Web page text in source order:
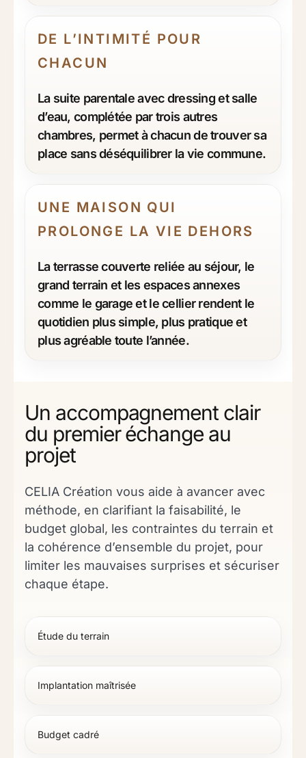
DE L’INTIMITÉ POUR
CHACUN
La suite parentale avec dressing et salle
d’eau, complétée par trois autres
chambres, permet à chacun de trouver sa
place sans déséquilibrer la vie commune.
UNE MAISON QUI
PROLONGE LA VIE DEHORS
La terrasse couverte reliée au séjour, le
grand terrain et les espaces annexes
comme le garage et le cellier rendent le
quotidien plus simple, plus pratique et
plus agréable toute l’année.
Un accompagnement clair
du premier échange au
projet
CELIA Création vous aide à avancer avec
méthode, en clarifiant la faisabilité, le
budget global, les contraintes du terrain et
la cohérence d’ensemble du projet, pour
limiter les mauvaises surprises et sécuriser
chaque étape.
Étude du terrain
Implantation maîtrisée
Budget cadré